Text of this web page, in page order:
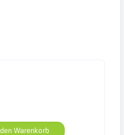
Warenkorb